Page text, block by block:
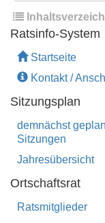
Impressum
Ratsinfo-System
Startseite
Kontakt /
Sitzungsplan
demnächst
Sitzungen
Jahresübersicht
Ortschaftsrat
Ratsmitglieder